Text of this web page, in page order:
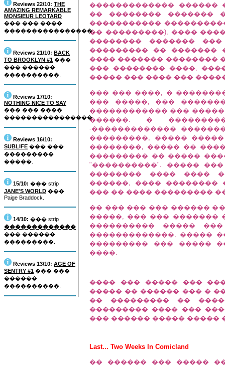
Reviews 22/10: THE
AMAZING REMARKABLE
MONSIEUR LEOTARD
��� ��� ����
����������������.
Reviews 21/10: BACK
TO BROOKLYN #1 ���
��� ������
����������.
Reviews 17/10:
NOTHING NICE TO SAY
��� ��� ����
����������������.
Reviews 16/10:
SUBLIFE ��� ���
���������
�����.
15/10: ��� strip
JANE'S WORLD ���
Paige Braddock.
14/10: ��� strip
�������������
��� ������
���������.
Reviews 13/10: AGE OF
SENTRY #1 ��� ���
������
����������.
������������� ������
�� �������� �������
�����������
�� ���������), ����
�������� �������
��������� �� �������
���� ������� ��������
��� �������� ����,
����� ��� ���� ���
��� ��� ����, �
��� �����, ���
������������ ���
������. �
-�������������
���������, �����
��������, ����� ��
��������� �� �����
"����������". �����
�������� ���� ����
������, ���� ��������
��� �� ���� ���������
�� ��� ��� ��� ������
�����, ��� ��� �������
���������� �����
�������������. �����
��������� ��� �����
����.
���� ��� ����� ���
����� �� ������ ��� �
�� ��������� ��
��������� ���� ���
��� ������ ����� ����� ���
Last... Two Weeks In Comicland
�� ������ ��� �����